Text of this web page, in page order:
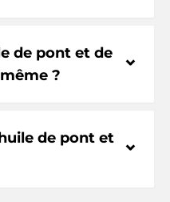
de pont et de
?
⌃
de pont et
⌃